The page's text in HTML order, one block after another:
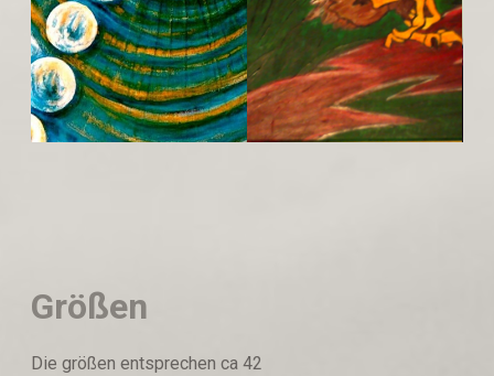
Größen
Die größen entsprechen ca 42